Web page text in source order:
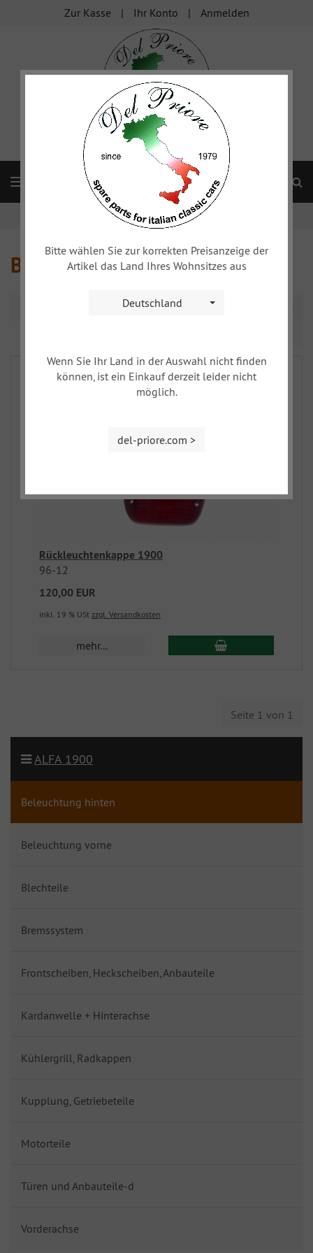
Zur Kasse Ihr Konto Anmelden
Beleuchtung hinten
Beleuchtung hinten
Rückleuchtenkappe 1900
96-12
120,00 EUR
inkl. 19 % USt zzgl. Versandkosten
mehr...
Seite 1 von 1
ALFA 1900
Beleuchtung hinten
Beleuchtung vorne
Blechteile
Bremssystem
Frontscheiben, Heckscheiben, Anbauteile
Kardanwelle + Hinterachse
Kühlergrill, Radkappen
Kupplung, Getriebeteile
Motorteile
Türen und Anbauteile-d
Vorderachse
Bitte wählen Sie zur korrekten Preisanzeige der
Artikel das Land Ihres Wohnsitzes aus
Deutschland
Wenn Sie Ihr Land in der Auswahl nicht finden
können, ist ein Einkauf derzeit leider nicht
möglich.
del-priore.com >